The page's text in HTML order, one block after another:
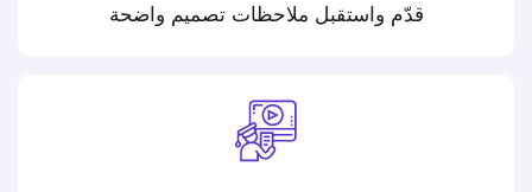
قدّم واستقبل ملاحظات تصميم واضحة